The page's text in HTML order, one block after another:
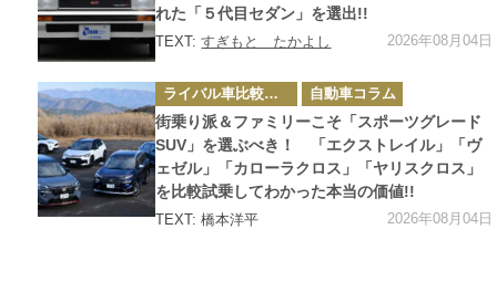
れた「５代目セダン」を選出!!
TEXT:すぎもと たかよし 2026年08月04日
カ
テ
ゴ
リ
ー
ライバル車比較テスト 自動車コラム
街乗り派＆ファミリーこそ「スポーツグレード
SUV」を選ぶべき！ 「エクストレイル」「ヴ
ェゼル」「カローラクロス」「ヤリスクロス」
を比較試乗してわかった本当の価値!!
TEXT: 橋本洋平 2026年08月04日